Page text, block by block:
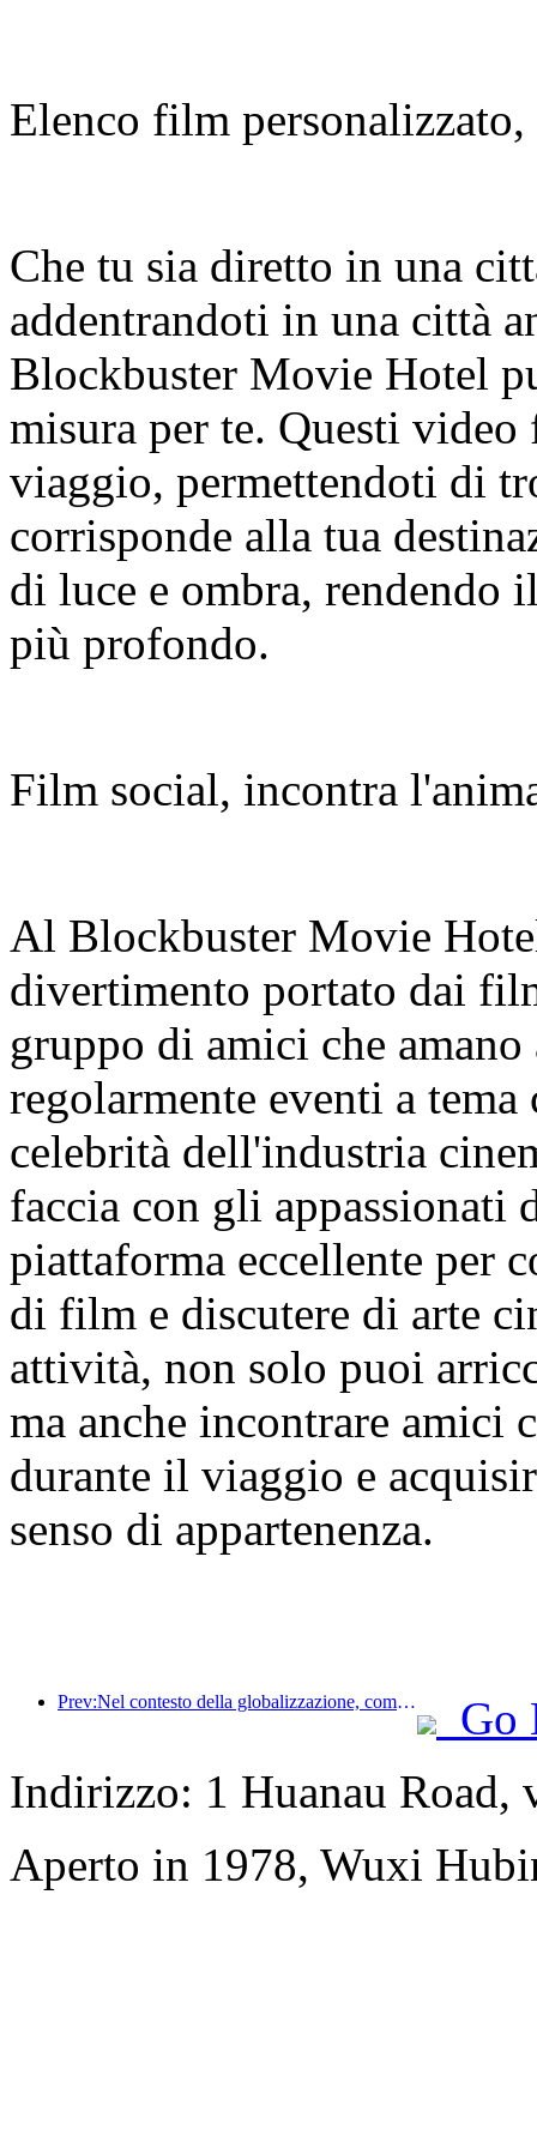
Elenco film
Che tu sia diretto in una
addentrandoti in una città
Blockbuster Movie Hotel
misura per te. Questi
viaggio, permettendoti di
corrisponde alla tua
di luce e ombra, rendendo
più profondo.
Film social, incontra
Al Blockbuster Movie
divertimento portato dai
gruppo di amici che
regolarmente eventi a
celebrità dell'industria
faccia con gli appassionati
piattaforma eccellente per
di film e discutere di arte
attività, non solo puoi
ma anche incontrare amici
durante il viaggio e
senso di appartenenza.
Prev:Nel contesto della globalizzazione, come può il settore alberghiero trovare spunti di crescita emergenti?
Go
Indirizzo: 1 Huanau Road,
Aperto in 1978, Wuxi